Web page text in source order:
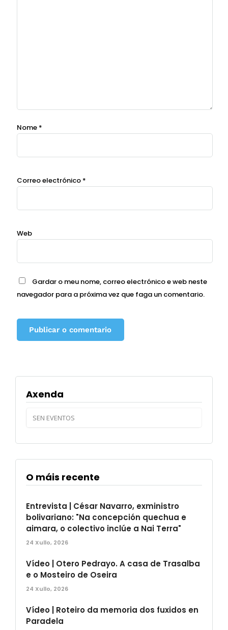
Nome *
Correo electrónico *
Web
Gardar o meu nome, correo electrónico e web neste
navegador para a próxima vez que faga un comentario.
Axenda
SEN EVENTOS
O máis recente
Entrevista | César Navarro, exministro
bolivariano: "Na concepción quechua e
aimara, o colectivo inclúe a Nai Terra"
24 Xullo, 2026
Vídeo | Otero Pedrayo. A casa de Trasalba
e o Mosteiro de Oseira
24 Xullo, 2026
Vídeo | Roteiro da memoria dos fuxidos en
Paradela